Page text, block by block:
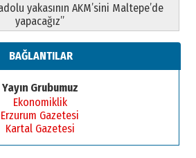
yakasının AKM’sini Maltepe’de
yapacağız”
BAĞLANTILAR
Yayın Grubumuz
Ekonomiklik
Erzurum Gazetesi
Kartal Gazetesi